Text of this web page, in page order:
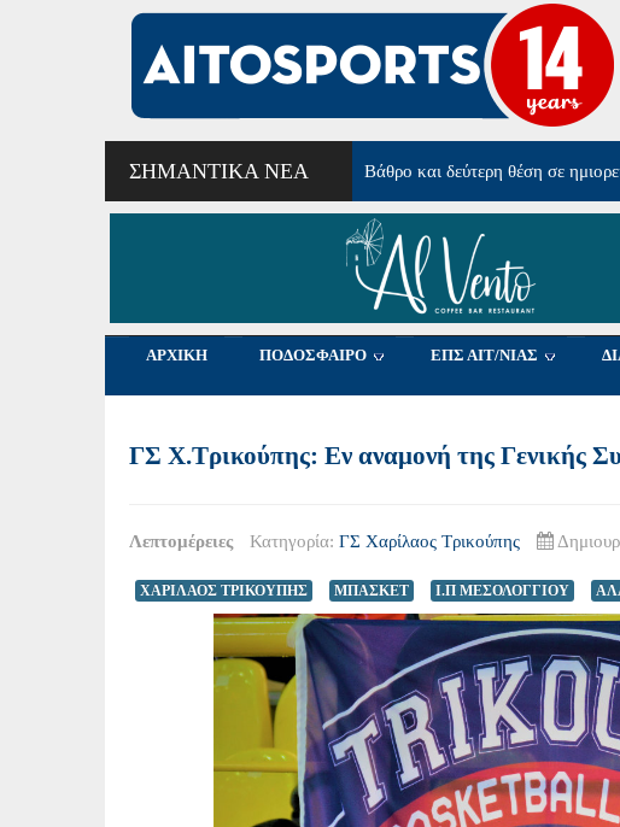
ΣΗΜΑΝΤΙΚΆ ΝΈΑ Από τα Φλαμίνγκο
ΑΡΧΙΚΗ ΠΟΔΟΣΦΑΙΡΟ ΕΠΣ ΑΙΤ/ΝΙΑΣ
ΓΣ Χ.Τρικούπης: Εν αναμονή της Γενικής
Λεπτομέρειες Κατηγορία: ΓΣ Χαρίλαος Τρικούπης
ΧΑΡΙΛΑΟΣ ΤΡΙΚΟΥΠΗΣ ΜΠΑΣΚΕΤ Ι.Π ΜΕΣΟΛΟΓΓΙΟΥ